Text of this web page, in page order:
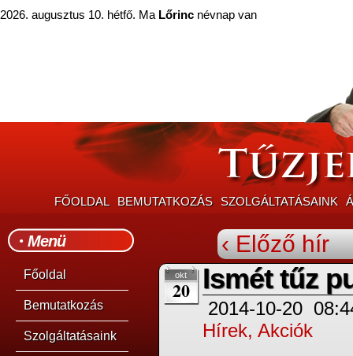
2026. augusztus 10. hétfő. Ma Lőrinc névnap van
FŐOLDAL BEMUTATKOZÁS SZOLGÁLTATÁSAINK
Menü
Főoldal
Bemutatkozás
Szolgáltatásaink
‹ Előző hír
okt
20 Ismét tűz
2014-10-20
Hírek, Akciók